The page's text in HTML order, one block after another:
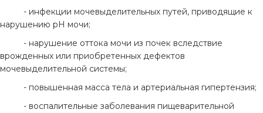
- инфекции мочевыделительных путей, приводящие к
нарушению pH мочи;
- нарушение оттока мочи из почек вследствие
врожденных или приобретенных дефектов
мочевыделительной системы;
- повышенная масса тела и артериальная гипертензия;
- воспалительные заболевания пищеварительной